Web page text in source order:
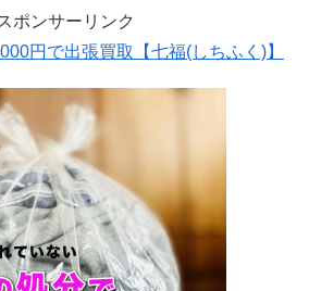
ポンサーリンク
円で出張買取【七福(しちふく)】